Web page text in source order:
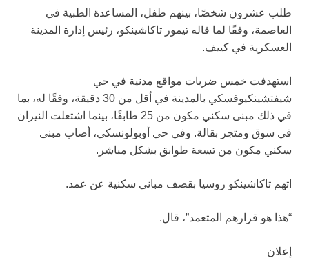
طلب عشرون شخصًا، بينهم طفل، المساعدة الطبية في
العاصمة، وفقًا لما قاله تيمور تاكاشينكو، رئيس إدارة المدينة
العسكرية في كييف.
استهدفت خمس ضربات مواقع مدنية في حي
شيفتشينكيوفسكي بالمدينة في أقل من 30 دقيقة، وفقًا له، بما
في ذلك مبنى سكني مكون من 25 طابقًا، بينما اشتعلت النيران
في سوق ومتجر بقالة. وفي حي أوبولونسكي، أصاب مبنى
سكني مكون من تسعة طوابق بشكل مباشر.
اتهم تاكاشينكو روسيا بقصف مباني سكنية عن عمد.
“هذا هو قرارهم المتعمد”، قال.
إعلان